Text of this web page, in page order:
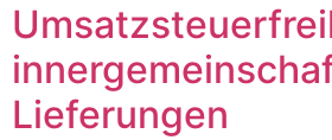
Lieferungen